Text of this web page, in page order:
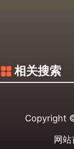
相关搜索
Copyright
网